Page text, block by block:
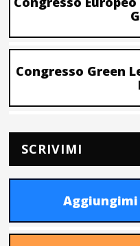
Congresso Green
SCRIVIMI
Aggiungimi